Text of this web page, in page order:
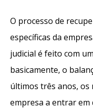
O processo de
específicas da
judicial é feito com
basicamente, o
últimos três anos, os
empresa a entrar em